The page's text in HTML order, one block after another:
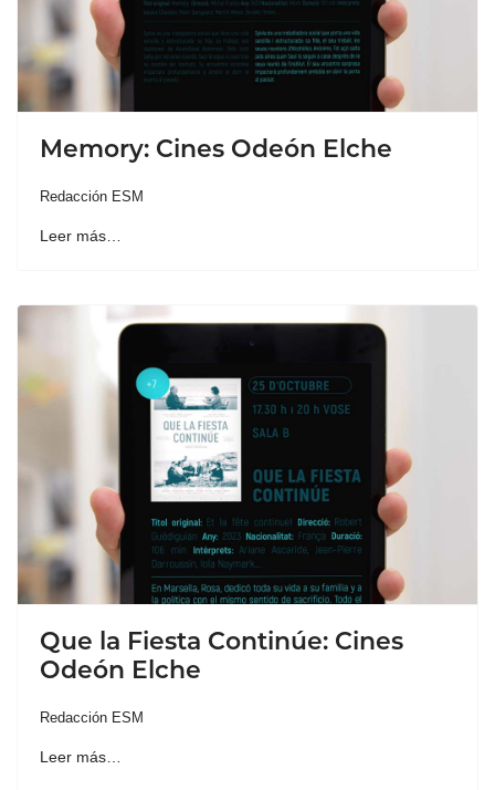
Memory: Cines Odeón Elche
Redacción ESM
Leer más…
Que la Fiesta Continúe: Cines
Odeón Elche
Redacción ESM
Leer más…